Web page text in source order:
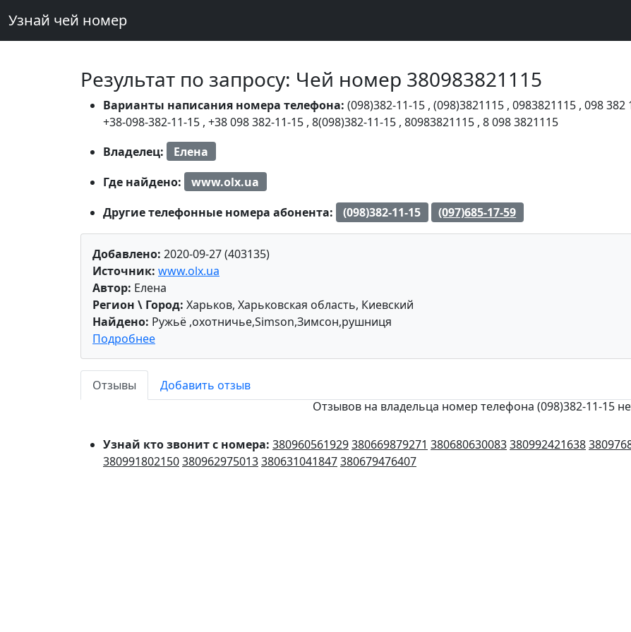
Узнай чей номер
Результат по запросу: Чей номер 380983821115
Варианты написания номера телефона: (098)382-11-15 , (098)3821115 , 0983821115 , 098 382
+38-098-382-11-15 , +38 098 382-11-15 , 8(098)382-11-15 , 80983821115 , 8 098 3821115
Владелец:
Елена
Где найдено:
www.olx.ua
Другие телефонные номера абонента:
(098)382-11-15 (097)685-17-59
Добавлено: 2020-09-27 (403135)
Источник: www.olx.ua
Автор: Елена
Регион \ Город: Харьков, Харьковская область, Киевский
Найдено: Ружьё ,охотничье,Simson,Зимсон,рушниця
Подробнее
Отзывы
Добавить отзыв
Отзывов на владельца номер телефона (098)382-11-15
Узнай кто звонит с номера: 380960561929380669879271 380680630083380992421638
380991802150380962975013380631041847380679476407